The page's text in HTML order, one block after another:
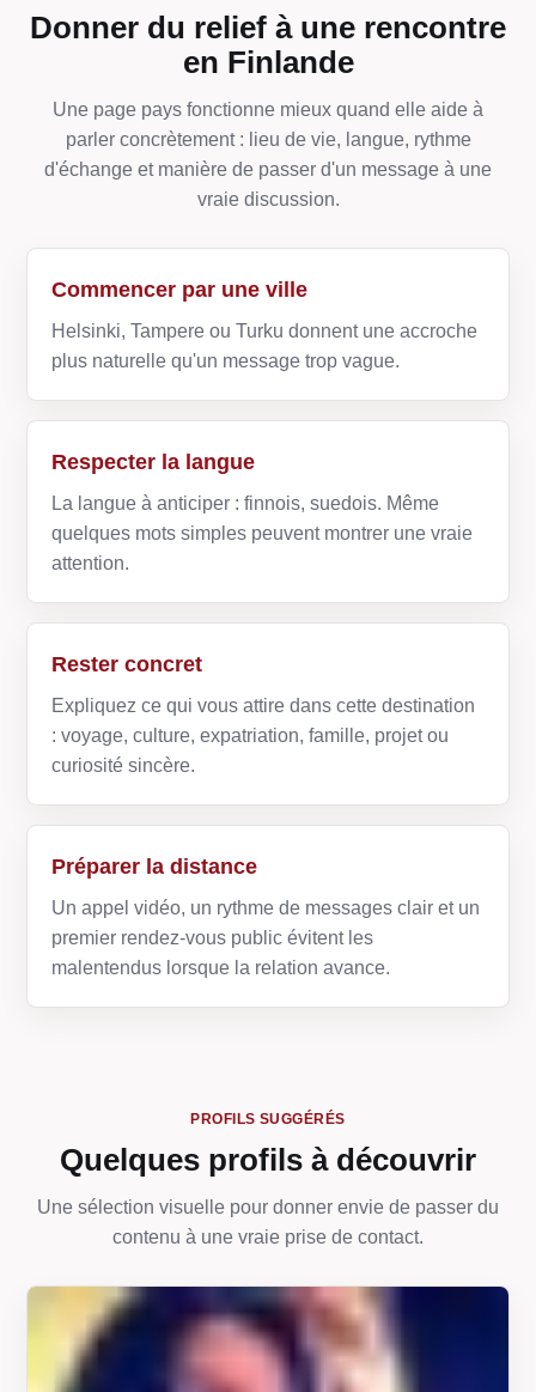
Donner du relief à une rencontre
en Finlande
Une page pays fonctionne mieux quand elle aide à
parler concrètement : lieu de vie, langue, rythme
d'échange et manière de passer d'un message à une
vraie discussion.
Commencer par une ville
Helsinki, Tampere ou Turku donnent une accroche
plus naturelle qu'un message trop vague.
Respecter la langue
La langue à anticiper : finnois, suedois. Même
quelques mots simples peuvent montrer une vraie
attention.
Rester concret
Expliquez ce qui vous attire dans cette destination
: voyage, culture, expatriation, famille, projet ou
curiosité sincère.
Préparer la distance
Un appel vidéo, un rythme de messages clair et un
premier rendez-vous public évitent les
malentendus lorsque la relation avance.
PROFILS SUGGÉRÉS
Quelques profils à découvrir
Une sélection visuelle pour donner envie de passer du
contenu à une vraie prise de contact.